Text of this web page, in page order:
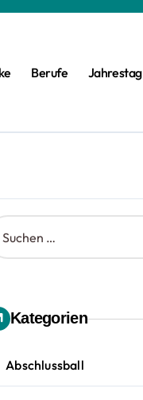
Berufe Jahrestag
Kategorien
Abschlussball